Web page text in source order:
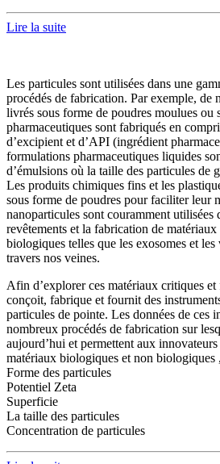
Lire la suite
Les particules sont utilisées dans une
procédés de fabrication. Par exemple, de
livrés sous forme de poudres moulues ou
pharmaceutiques sont fabriqués en
d’excipient et d’API (ingrédient
formulations pharmaceutiques liquides
d’émulsions où la taille des particules de
Les produits chimiques fins et les
sous forme de poudres pour faciliter leur
nanoparticules sont couramment utilisées
revêtements et la fabrication de
biologiques telles que les exosomes et les
travers nos veines.
Afin d’explorer ces matériaux critiques
conçoit, fabrique et fournit des
particules de pointe. Les données de ces
nombreux procédés de fabrication sur
aujourd’hui et permettent aux
matériaux biologiques et non biologiques ,
Forme des particules
Potentiel Zeta
Superficie
La taille des particules
Concentration de particules